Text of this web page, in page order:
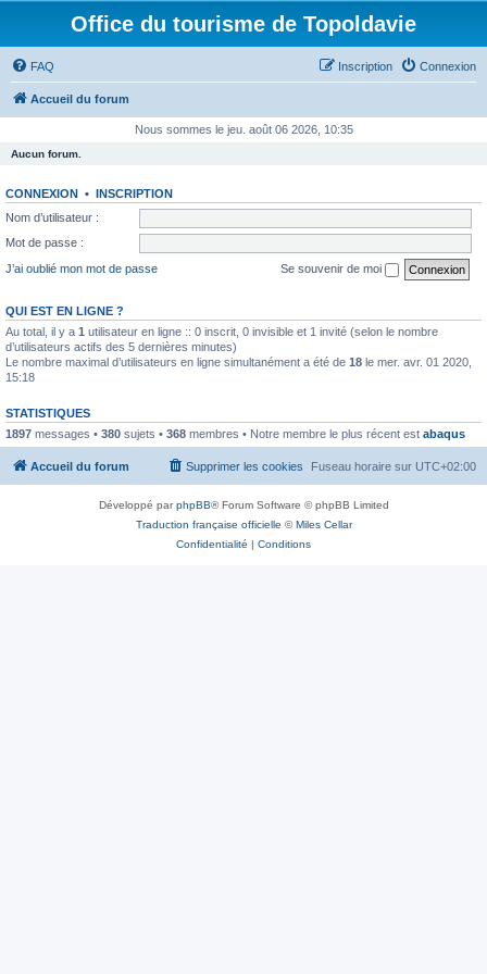
Office du tourisme de Topoldavie
FAQ Connexion
Inscription
Accueil du forum
Nous sommes le jeu. août 06 2026, 10:35
Aucun forum.
CONNEXION • INSCRIPTION
Nom d’utilisateur :
Mot de passe :
J’ai oublié mon mot de passe
Se souvenir de moi
QUI EST EN LIGNE ?
Au total, il y a 1 utilisateur en ligne :: 0 inscrit, 0 invisible et 1 invité (selon le nombre
d’utilisateurs actifs des 5 dernières minutes)
Le nombre maximal d’utilisateurs en ligne simultanément a été de 18 le mer. avr. 01 2020,
15:18
STATISTIQUES
1897 messages • 380 sujets • 368 membres • Notre membre le plus récent est abaqus
Accueil du forum Fuseau horaire sur UTC+02:00
Supprimer les cookies
Développé parphpBB® Forum Software © phpBB Limited
Traduction française officielle ©Miles Cellar
Confidentialité | Conditions